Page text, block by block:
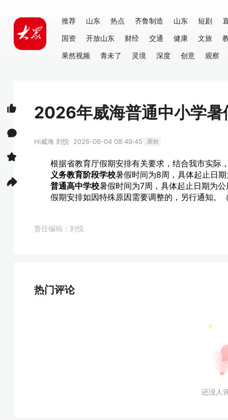
推荐 山东 热点 齐鲁制造 山东 短剧
国资
开放山东 财经 交通 健康 文旅
果然视频
青未了 灵境 深度 创意 观察
2026年威海普通中小学暑
Hi威海 刘悦 2026-06-04 08:49:45 原创
根据省教育厅假期安排有关要求，结合我市实际
义务教育阶段学校暑假时间为8周，具体起止日
普通高中学校暑假时间为7周，具体起止日期为
假期安排如因特殊原因需要调整的，另行通知。
责任编辑：刘悦
热门评论
还没人